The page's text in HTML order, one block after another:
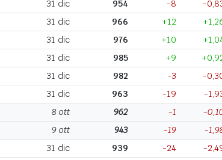
31 dic 954 -8 -
31 dic 966 +12
31 dic 976 +10
31 dic 985 +9
31 dic 982 -3 -
31 dic 963 -19 -
8 ott 962 -1 -
9 ott 943 -19 -
31 dic 939 -24 -